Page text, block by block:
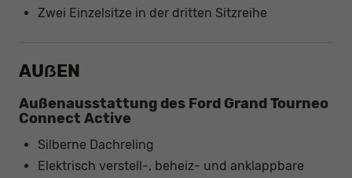
Zwei Einzelsitze in der dritten Sitzreihe
AUẞEN
Außenausstattung des Ford Grand Tourneo
Connect Active
Silberne Dachreling
Elektrisch verstell-, beheiz- und anklappbare